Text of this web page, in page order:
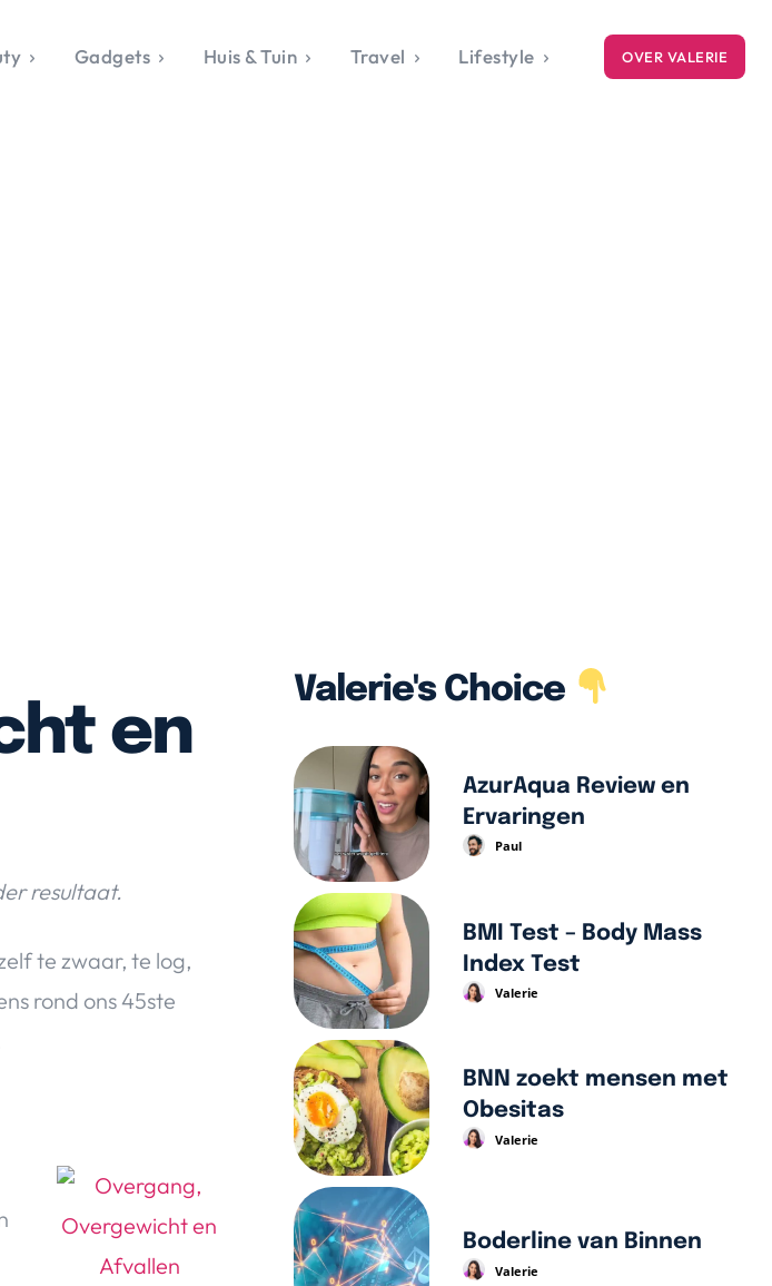
Gadgets Huis & Tuin Travel Lifestyle OVER VALERIE
en
resultaat.
te zwaar, te log,
rond ons 45ste
Valerie's Choice
AzurAqua Review en
Ervaringen
Paul
BMI Test – Body Mass
Index Test
Valerie
BNN zoekt mensen met
Obesitas
Valerie
Boderline van Binnen
Valerie